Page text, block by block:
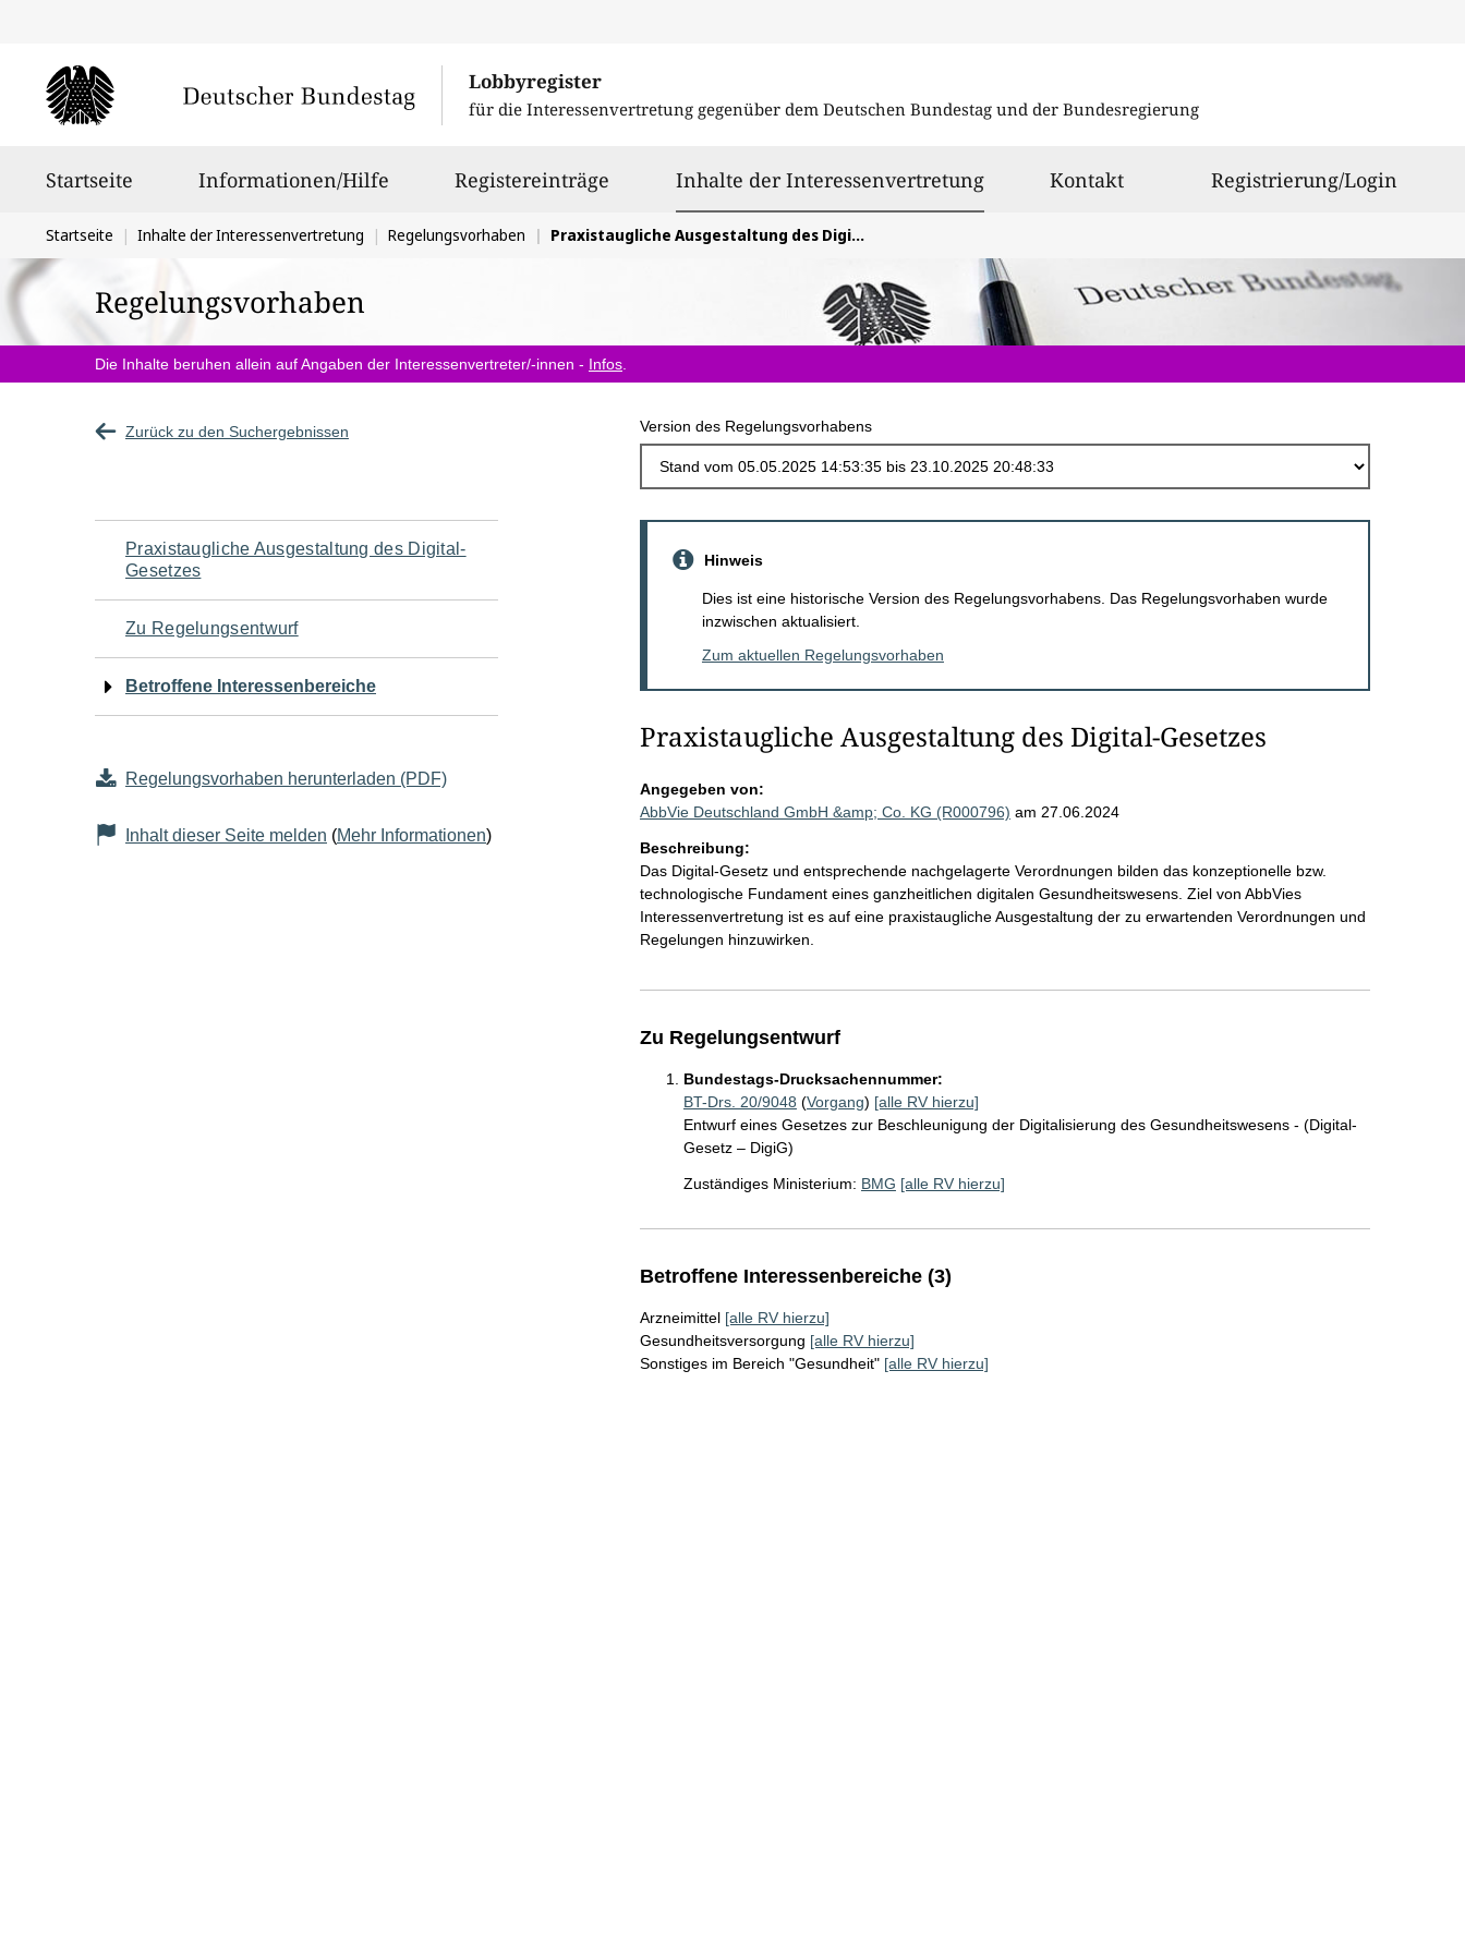
Lobbyregister
für die Interessenvertretung gegenüber dem Deutschen Bundestag und der Bundesregierung
Startseite Informationen/Hilfe Registereinträge Inhalte der Interessenvertretungausgewählt
Kontakt Registrierung/Login
Sie
befinden
sich
hier:
Startseite Inhalte der Interessenvertretung Regelungsvorhaben Praxistaugliche Ausgestaltung des Digital-Gesetzes
Regelungsvorhaben
Die Inhalte beruhen allein auf Angaben der Interessenvertreter/-innen - Infos
Zurück zu den Suchergebnissen Version des Regelungsvorhabens
Navigation
für
den
Seiteninhalt
Praxistaugliche Ausgestaltung des Digital-
Gesetzes
Zu Regelungsentwurf
Betroffene Interessenbereiche
Regelungsvorhaben herunterladen (PDF)
Inhalt dieser Seite melden (Mehr Informationen)
Hinweis
Dies ist eine historische Version des Regelungsvorhabens. Das Regelungsvorhaben wurde
inzwischen aktualisiert.
Zum aktuellen Regelungsvorhaben
Praxistaugliche Ausgestaltung des Digital-Gesetzes
Angegeben von:
AbbVie Deutschland GmbH &amp; Co. KG (R000796) am 27.06.2024
Beschreibung:
Das Digital-Gesetz und entsprechende nachgelagerte Verordnungen bilden das konzeptionelle bzw.
technologische Fundament eines ganzheitlichen digitalen Gesundheitswesens. Ziel von AbbVies
Interessenvertretung ist es auf eine praxistaugliche Ausgestaltung der zu erwartenden Verordnungen und
Regelungen hinzuwirken.
Zu Regelungsentwurf
Bundestags-Drucksachennummer:
BT-Drs. 20/9048 (Vorgang) [alle RV hierzu]
Entwurf eines Gesetzes zur Beschleunigung der Digitalisierung des Gesundheitswesens - (Digital-
Gesetz – DigiG)
Zuständiges Ministerium: BMG [alle RV hierzu]
Betroffene Interessenbereiche (3)
Arzneimittel [alle RV hierzu]
Gesundheitsversorgung [alle RV hierzu]
Sonstiges im Bereich "Gesundheit" [alle RV hierzu]